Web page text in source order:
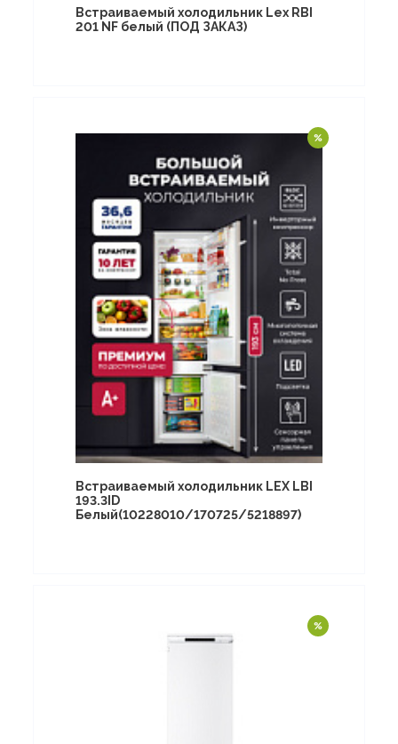
Встраиваемый холодильник Lex RBI
201 NF белый (ПОД ЗАКАЗ)
Встраиваемый холодильник LEX LBI
193.3ID
Белый(10228010/170725/5218897)